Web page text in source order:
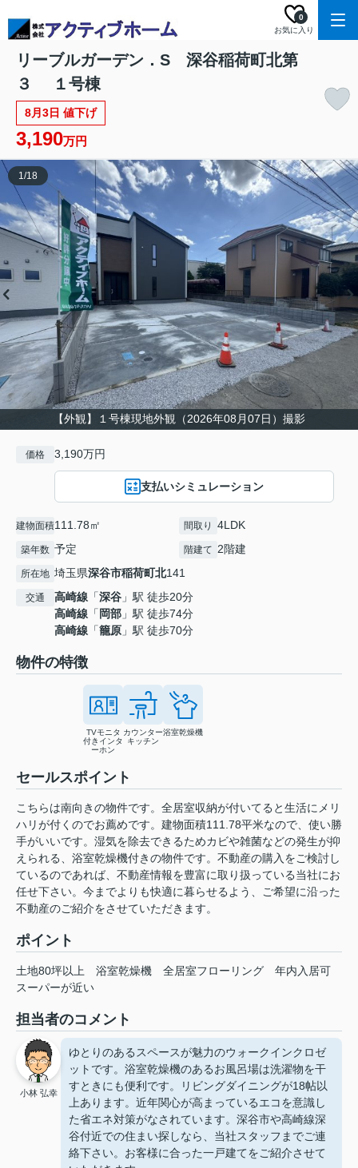
お気に入り
0
リーブルガーデン．S 深谷稲荷町北第
３ １号棟
8月3日 値下げ
3,190万円
【外観】１号棟現地外観（2026年08月07日）撮影
1/18
価格 3,190万円
支払いシミュレーション
建物面積111.78㎡ 間取り 4LDK
築年数 予定 階建て 2階建
所在地 埼玉県深谷市稲荷町北141
交通 高崎線 「深谷 」駅 徒歩20分
高崎線 「 岡部 」駅 徒歩74分
高崎線 「籠原 」駅 徒歩70分
物件の特徴
TVモニタ
付きインタ
ーホン
カウンター
キッチン
浴室乾燥機
セールスポイント
こちらは南向きの物件です。全居室収納が付いてると生活にメリ
ハリが付くのでお薦めです。建物面積111.78平米なので、使い勝
手がいいです。湿気を除去できるためカビや雑菌などの発生が抑
えられる、浴室乾燥機付きの物件です。不動産の購入をご検討し
ているのであれば、不動産情報を豊富に取り扱っている当社にお
任せ下さい。今までよりも快適に暮らせるよう、ご希望に沿った
不動産のご紹介をさせていただきます。
ポイント
土地80坪以上 浴室乾燥機 全居室フローリング
年内入居可
スーパーが近い
担当者のコメント
小林 弘幸
ゆとりのあるスペースが魅力のウォークインクロゼ
ットです。浴室乾燥機のあるお風呂場は洗濯物を干
すときにも便利です。リビングダイニングが18帖以
上あります。近年関心が高まっているエコを意識し
た省エネ対策がなされています。深谷市や高崎線深
谷付近での住まい探しなら、当社スタッフまでご連
絡下さい。お客様に合った一戸建てをご紹介させて